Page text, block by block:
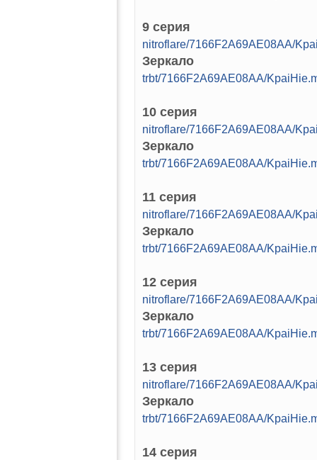
9 серия
nitroflare/7166F2A69AE08AA/
Зеркало
trbt/7166F2A69AE08AA/
10 серия
nitroflare/7166F2A69AE08AA/
Зеркало
trbt/7166F2A69AE08AA/
11 серия
nitroflare/7166F2A69AE08AA/
Зеркало
trbt/7166F2A69AE08AA/
12 серия
nitroflare/7166F2A69AE08AA/
Зеркало
trbt/7166F2A69AE08AA/
13 серия
nitroflare/7166F2A69AE08AA/
Зеркало
trbt/7166F2A69AE08AA/
14 серия